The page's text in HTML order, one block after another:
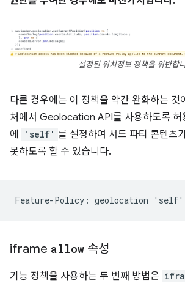
설정된 위치정보 정책을 위반합
다른 경우에는 이 정책을 약간 완화하는 것
처에서 Geolocation API를 사용하도록 허
에
'self' 를 설정하여 서드 파티 콘텐츠
못하도록 할 수 있습니다.
iframe allow 속성
기능 정책을 사용하는 두 번째 방법은